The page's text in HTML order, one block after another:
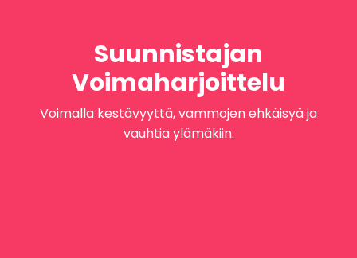
Suunnistajan
Voimaharjoittelu
Voimalla kestävyyttä, vammojen ehkäisyä ja
vauhtia ylämäkiin.